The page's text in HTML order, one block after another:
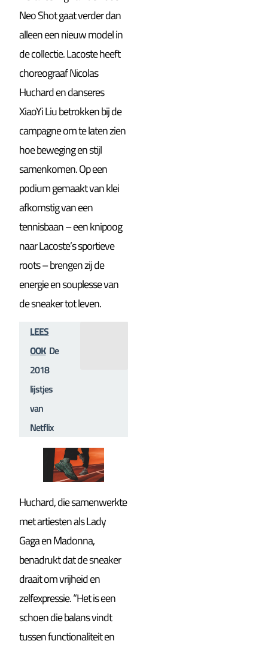
Neo Shot gaat verder dan
alleen een nieuw model in
de collectie. Lacoste heeft
choreograaf Nicolas
Huchard en danseres
XiaoYi Liu betrokken bij de
campagne om te laten zien
hoe beweging en stijl
samenkomen. Op een
podium gemaakt van klei
afkomstig van een
tennisbaan – een knipoog
naar Lacoste’s sportieve
roots – brengen zij de
energie en souplesse van
de sneaker tot leven.
LEES
OOK De
2018
lijstjes
van
Netflix
Huchard, die samenwerkte
met artiesten als Lady
Gaga en Madonna,
benadrukt dat de sneaker
draait om vrijheid en
zelfexpressie. “Het is een
schoen die balans vindt
tussen functionaliteit en